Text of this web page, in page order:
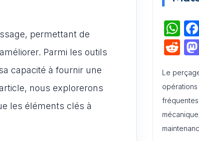
permettant de
Parmi les outils
capacité à fournir une
nous explorerons
les éléments clés à
W
h
at
s
A
p
p
R
d
di
t
Le
opérations